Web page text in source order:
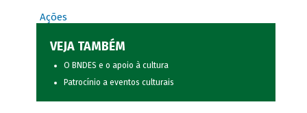
Ações
VEJA TAMBÉM
O BNDES e o apoio à cultura
Patrocínio a eventos culturais